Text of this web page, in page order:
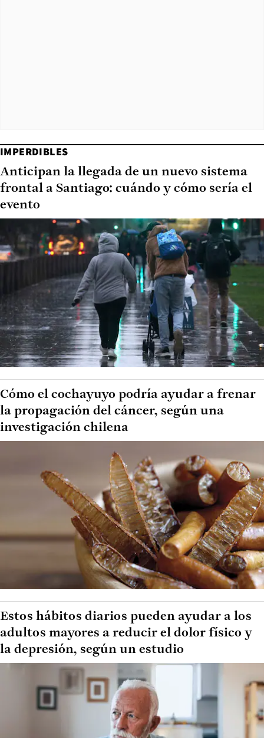
IMPERDIBLES
Anticipan la llegada de un nuevo sistema
frontal a Santiago: cuándo y cómo sería el
evento
Cómo el cochayuyo podría ayudar a frenar
la propagación del cáncer, según una
investigación chilena
Estos hábitos diarios pueden ayudar a los
adultos mayores a reducir el dolor físico y
la depresión, según un estudio